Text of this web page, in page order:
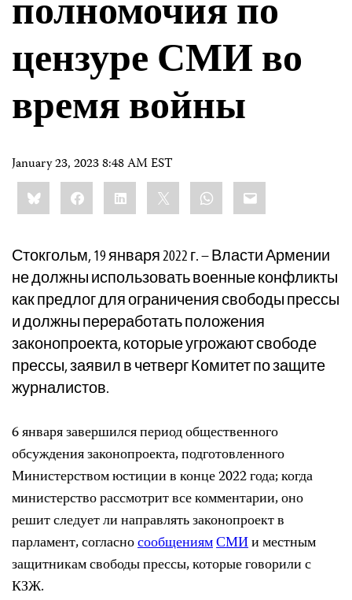
полномочия по
цензуре СМИ во
время войны
January 23, 2023 8:48 AM EST
Share
this:BlueskyFacebookLinkedIn WhatsApp
Email
Стокгольм, 19 января 2022 г. – Власти Армении
не должны использовать военные конфликты
как предлог для ограничения свободы прессы
и должны переработать положения
законопроекта, которые угрожают свободе
прессы, заявил в четверг Комитет по защите
журналистов.
6 января завершился период общественного
обсуждения законопроекта, подготовленного
Министерством юстиции в конце 2022 года; когда
министерство рассмотрит все комментарии, оно
решит следует ли направлять законопроект в
парламент, согласносообщениямСМИи местным
защитникам свободы прессы, которые говорили с
КЗЖ.